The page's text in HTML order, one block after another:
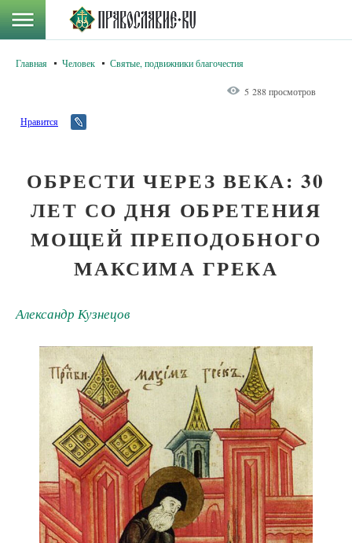
Главная Человек Святые, подвижники благочестия
5 288 просмотров
Нравится
ОБРЕСТИ ЧЕРЕЗ ВЕКА: 30
ЛЕТ СО ДНЯ ОБРЕТЕНИЯ
МОЩЕЙ ПРЕПОДОБНОГО
МАКСИМА ГРЕКА
Александр Кузнецов